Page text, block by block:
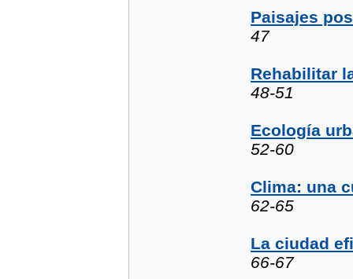
Paisajes
47
Rehabilitar
48-51
Ecología
52-60
Clima: una
62-65
La ciudad
66-67